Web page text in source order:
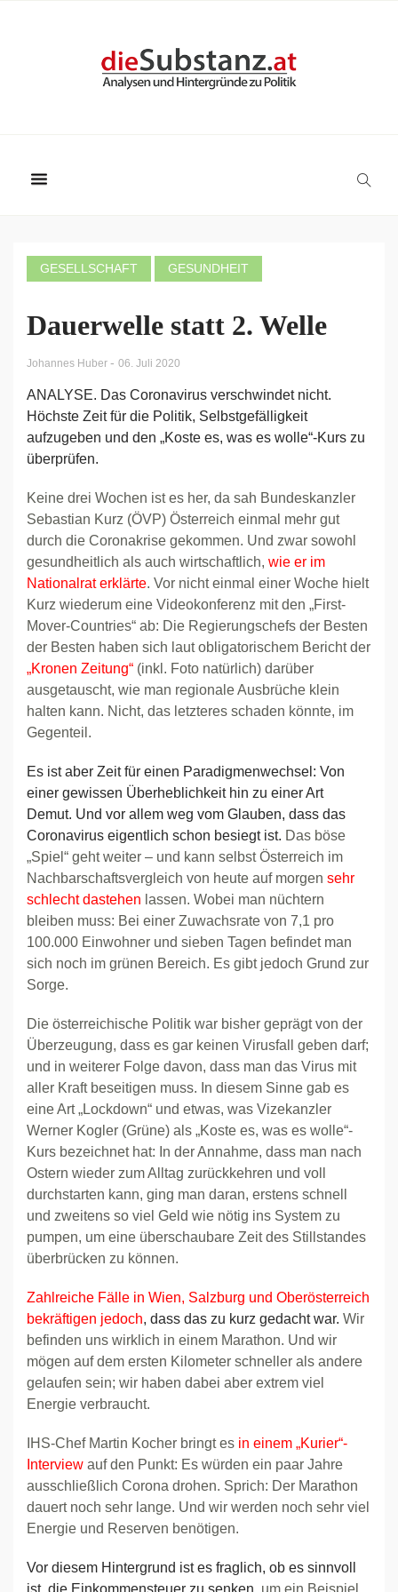
GESELLSCHAFT GESUNDHEIT
Dauerwelle statt 2. Welle
Johannes Huber - 06. Juli 2020
ANALYSE. Das Coronavirus verschwindet nicht.
Höchste Zeit für die Politik, Selbstgefälligkeit
aufzugeben und den „Koste es, was es wolle“-Kurs zu
überprüfen.
Keine drei Wochen ist es her, da sah Bundeskanzler
Sebastian Kurz (ÖVP) Österreich einmal mehr gut
durch die Coronakrise gekommen. Und zwar sowohl
gesundheitlich als auch wirtschaftlich, wie er im
Nationalrat erklärte. Vor nicht einmal einer Woche hielt
Kurz wiederum eine Videokonferenz mit den „First-
Mover-Countries“ ab: Die Regierungschefs der Besten
der Besten haben sich laut obligatorischem Bericht der
„Kronen Zeitung“ (inkl. Foto natürlich) darüber
ausgetauscht, wie man regionale Ausbrüche klein
halten kann. Nicht, das letzteres schaden könnte, im
Gegenteil.
Es ist aber Zeit für einen Paradigmenwechsel: Von
einer gewissen Überheblichkeit hin zu einer Art
Demut. Und vor allem weg vom Glauben, dass das
Coronavirus eigentlich schon besiegt ist. Das böse
„Spiel“ geht weiter – und kann selbst Österreich im
Nachbarschaftsvergleich von heute auf morgen sehr
schlecht dastehen lassen. Wobei man nüchtern
bleiben muss: Bei einer Zuwachsrate von 7,1 pro
100.000 Einwohner und sieben Tagen befindet man
sich noch im grünen Bereich. Es gibt jedoch Grund zur
Sorge.
Die österreichische Politik war bisher geprägt von der
Überzeugung, dass es gar keinen Virusfall geben darf;
und in weiterer Folge davon, dass man das Virus mit
aller Kraft beseitigen muss. In diesem Sinne gab es
eine Art „Lockdown“ und etwas, was Vizekanzler
Werner Kogler (Grüne) als „Koste es, was es wolle“-
Kurs bezeichnet hat: In der Annahme, dass man nach
Ostern wieder zum Alltag zurückkehren und voll
durchstarten kann, ging man daran, erstens schnell
und zweitens so viel Geld wie nötig ins System zu
pumpen, um eine überschaubare Zeit des Stillstandes
überbrücken zu können.
Zahlreiche Fälle in Wien, Salzburg und Oberösterreich
bekräftigen jedoch, dass das zu kurz gedacht war. Wir
befinden uns wirklich in einem Marathon. Und wir
mögen auf dem ersten Kilometer schneller als andere
gelaufen sein; wir haben dabei aber extrem viel
Energie verbraucht.
IHS-Chef Martin Kocher bringt es in einem „Kurier“-
Interview auf den Punkt: Es würden ein paar Jahre
ausschließlich Corona drohen. Sprich: Der Marathon
dauert noch sehr lange. Und wir werden noch sehr viel
Energie und Reserven benötigen.
Vor diesem Hintergrund ist es fraglich, ob es sinnvoll
ist, die Einkommensteuer zu senken , um ein Beispiel